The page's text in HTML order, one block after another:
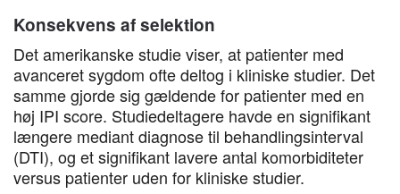
Konsekvens af selektion
Det amerikanske studie viser, at patienter med
avanceret sygdom ofte deltog i kliniske studier. Det
samme gjorde sig gældende for patienter med en
høj IPI score. Studiedeltagere havde en signifikant
længere mediant diagnose til behandlingsinterval
(DTI), og et signifikant lavere antal komorbiditeter
versus patienter uden for kliniske studier.